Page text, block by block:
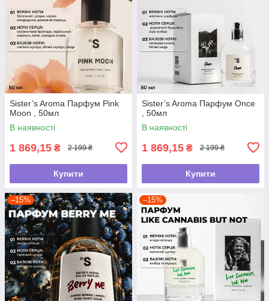
Sister’s Aroma Парфум Pink
Moon , 50мл
В наявності
1 869,15 ₴ 2 199 ₴
Купити
Sister’s Aroma Парфум Once
, 50мл
В наявності
1 869,15 ₴ 2 199 ₴
Купити
–15% –15%